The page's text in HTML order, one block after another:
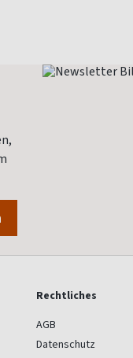
Rechtliches
AGB
Datenschutz